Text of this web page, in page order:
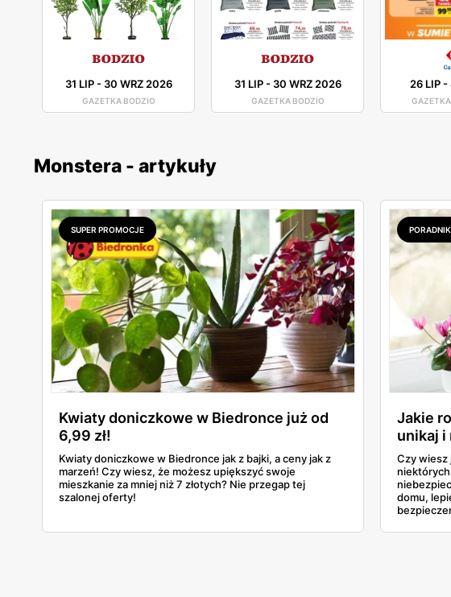
31 LIP- 30 WRZ 2026
GAZETKA BODZIO
31 LIP- 30 WRZ 2026
GAZETKA BODZIO
26 LIP-
GAZETKA
Monstera - artykuły
SUPER PROMOCJE
Kwiaty doniczkowe w Biedronce już od
6,99 zł!
Kwiaty doniczkowe w Biedronce jak z bajki, a ceny jak z
marzeń! Czy wiesz, że możesz upiększyć swoje
mieszkanie za mniej niż 7 złotych? Nie przegap tej
szalonej oferty!
PORADNIK
Jakie
unikaj i
Czy wiesz
domu,